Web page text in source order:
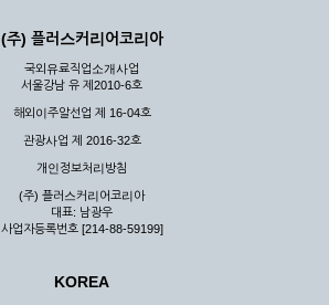
(주) 플러스커리어코리아
국외유료직업소개사업
서울강남 유 제2010-6호
해외이주알선업 제 16-04호
관광사업 제 2016-32호
개인정보처리방침
(주) 플러스커리어코리아
대표: 남광우
사업자등록번호 [214-88-59199]
KOREA